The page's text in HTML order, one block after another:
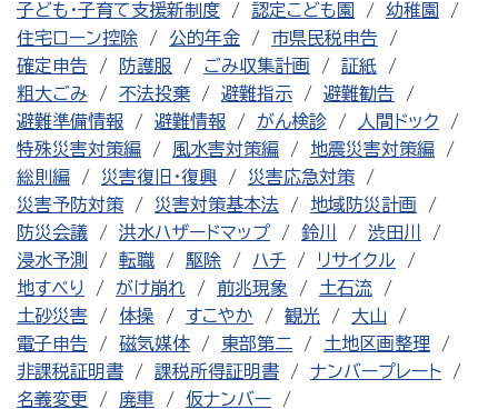
子ども・子育て支援新制度
認定こども園
幼稚園
住宅ローン控除
公的年金
市県民税申告
確定申告
防護服 ごみ収集計画
証紙
粗大ごみ
不法投棄 避難指示
避難勧告
避難準備情報
避難情報 がん検診
人間ドック
特殊災害対策編
風水害対策編
地震災害対策編
総則編
災害復旧・復興
災害応急対策
災害予防対策
災害対策基本法
地域防災計画
防災会議
洪水ハザードマップ 鈴川
渋田川
浸水予測
転職 駆除 ハチ
リサイクル
地すべり
がけ崩れ 前兆現象
土石流
土砂災害
体操 すこやか 観光
大山
電子申告
磁気媒体 東部第二
土地区画整理
非課税証明書
課税所得証明書
ナンバープレート
名義変更
廃車
仮ナンバー